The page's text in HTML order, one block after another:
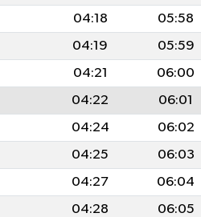
04:18 05:58
04:19 05:59
04:21 06:00
04:22 06:01
04:24 06:02
04:25 06:03
04:27 06:04
04:28 06:05